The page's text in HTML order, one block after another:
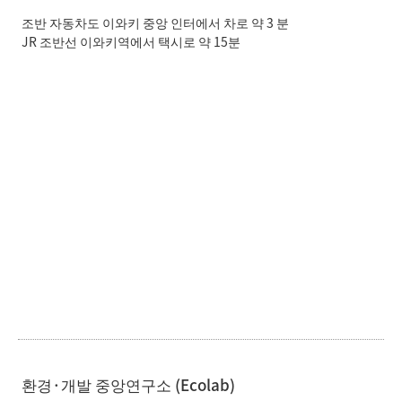
조반 자동차도 이와키 중앙 인터에서 차로 약 3 분
JR 조반선 이와키역에서 택시로 약 15분
환경·개발 중앙연구소 (Ecolab)